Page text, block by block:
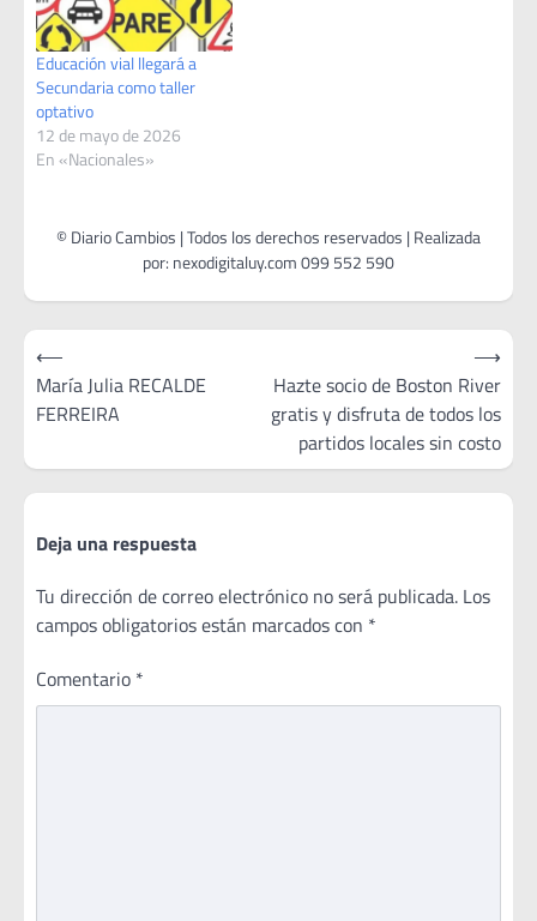
Educación vial llegará a
Secundaria como taller
optativo
12 de mayo de 2026
En «Nacionales»
Navegación
de
entradas
⟵
María Julia RECALDE
FERREIRA
Hazte socio de Boston River
gratis y disfruta de todos los
partidos locales sin costo
⟶
Deja una respuesta
Tu dirección de correo electrónico no será publicada. Los
campos obligatorios están marcados con *
Comentario *